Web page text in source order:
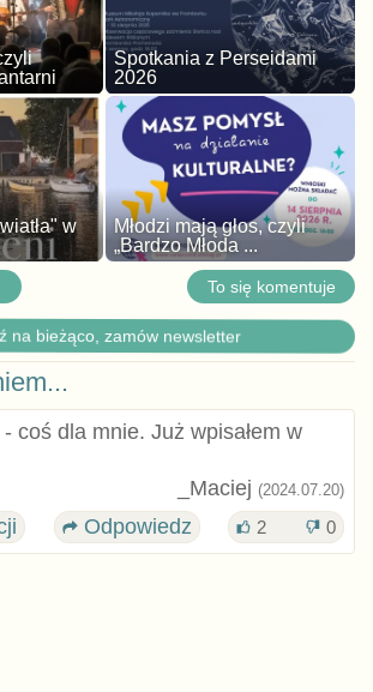
Spotkania z Perseidami
2026
w
Młodzi mają głos, czyli
„Bardzo Młoda ...
To się komentuje
na bieżąco, zamów newsletter
coś dla mnie. Już wpisałem w
_Maciej (2024.07.20)
Odpowiedz 2 0